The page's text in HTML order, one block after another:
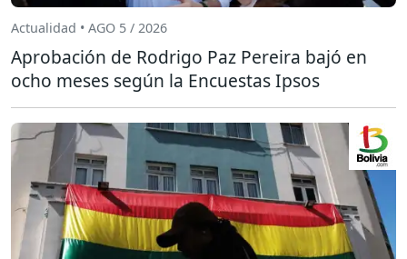
Actualidad • AGO 5 / 2026
Aprobación de Rodrigo Paz Pereira bajó en
ocho meses según la Encuestas Ipsos